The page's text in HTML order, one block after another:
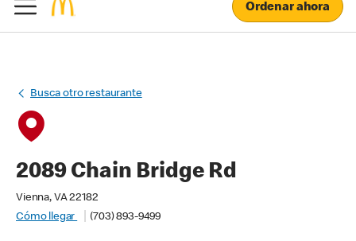
Ordenar ahora
Busca otro restaurante
2089 Chain Bridge Rd
Vienna, VA 22182
Cómo llegar
(703) 893-9499